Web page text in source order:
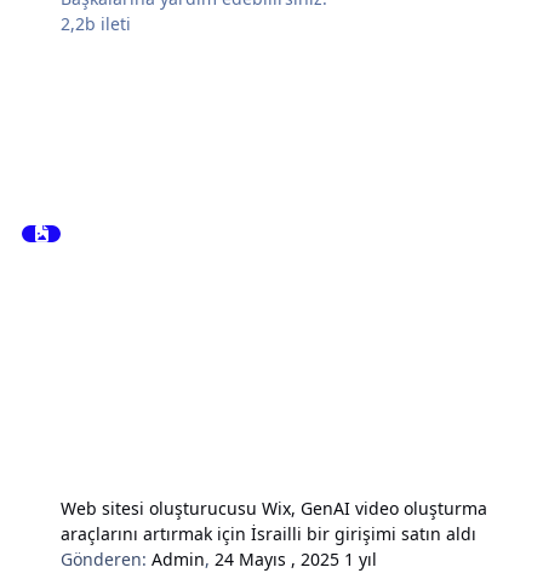
2,2b ileti
Web sitesi oluşturucusu Wix, GenAI video oluşturma
araçlarını artırmak için İsrailli bir girişimi satın aldı
Gönderen:Admin,24 Mayıs , 2025 1 yıl